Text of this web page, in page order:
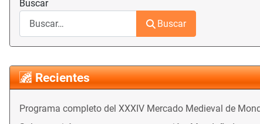
Buscar
Buscar
Recientes
Programa completo del XXXIV Mercado Medieval de